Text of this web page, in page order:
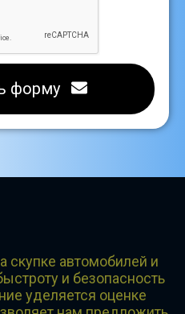
форму
скупке автомобилей и
и безопасность
уделяется оценке